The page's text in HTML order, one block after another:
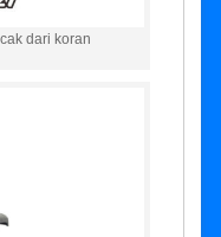
dari koran